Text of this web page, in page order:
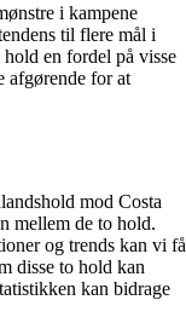
i kampene
til flere mål i
en fordel på visse
afgørende for at
mod Costa
mellem de to hold.
og trends kan vi få
disse to hold kan
kan bidrage